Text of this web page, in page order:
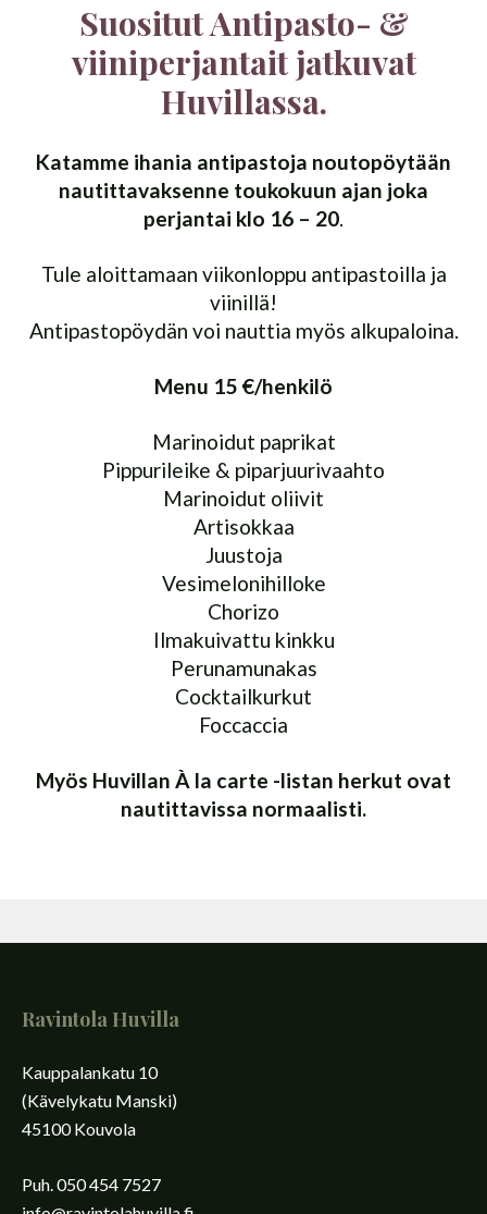
Suositut Antipasto- &
viiniperjantait jatkuvat
Huvillassa.
Katamme ihania antipastoja noutopöytään
nautittavaksenne toukokuun ajan joka
perjantai klo 16 – 20.
Tule aloittamaan viikonloppu antipastoilla ja
viinillä!
Antipastopöydän voi nauttia myös alkupaloina.
Menu 15 €/henkilö
Marinoidut paprikat
Pippurileike & piparjuurivaahto
Marinoidut oliivit
Artisokkaa
Juustoja
Vesimelonihilloke
Chorizo
Ilmakuivattu kinkku
Perunamunakas
Cocktailkurkut
Foccaccia
Myös Huvillan À la carte -listan herkut ovat
nautittavissa normaalisti.
Ravintola Huvilla
Kauppalankatu 10
(Kävelykatu Manski)
45100 Kouvola
Puh. 050 454 7527